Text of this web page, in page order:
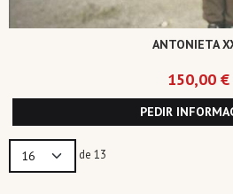
ANTONIETA
150,00 €
PEDIR
de 13